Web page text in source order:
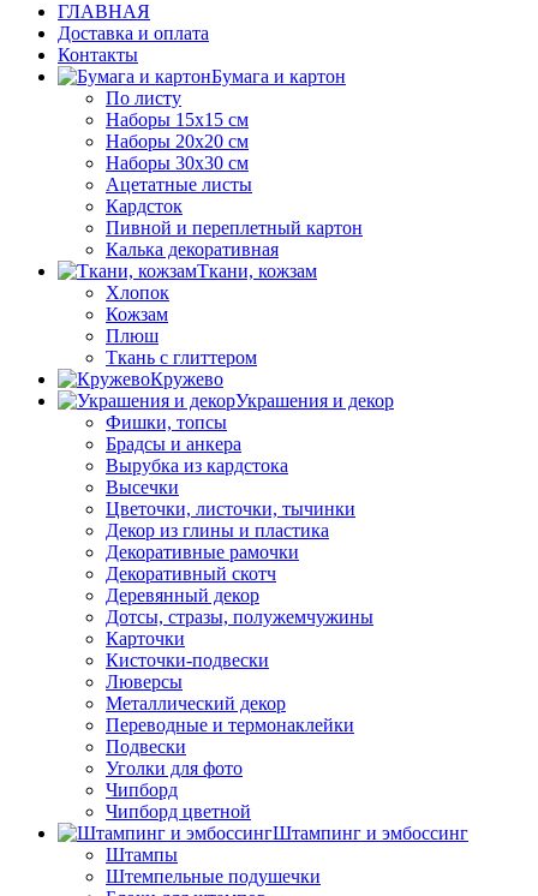
ГЛАВНАЯ
Доставка и оплата
Контакты
Бумага и картон
По листу
Наборы 15х15 см
Наборы 20х20 см
Наборы 30х30 см
Ацетатные листы
Кардсток
Пивной и переплетный картон
Калька декоративная
Ткани, кожзам
Хлопок
Кожзам
Плюш
Ткань с глиттером
Кружево
Украшения и декор
Фишки, топсы
Брадсы и анкера
Вырубка из кардстока
Высечки
Цветочки, листочки, тычинки
Декор из глины и пластика
Декоративные рамочки
Декоративный скотч
Деревянный декор
Дотсы, стразы, полужемчужины
Карточки
Кисточки-подвески
Люверсы
Металлический декор
Переводные и термонаклейки
Подвески
Уголки для фото
Чипборд
Чипборд цветной
Штампинг и эмбоссинг
Штампы
Штемпельные подушечки